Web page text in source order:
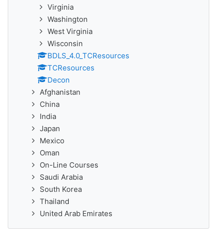
Virginia
Washington
West Virginia
Wisconsin
BDLS_4.0_TCResources
TCResources
Decon
Afghanistan
China
India
Japan
Mexico
Oman
On-Line Courses
Saudi Arabia
South Korea
Thailand
United Arab Emirates